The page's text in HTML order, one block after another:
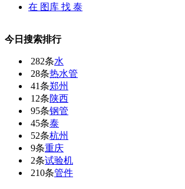
在 图库 找 泰
今日搜索排行
282条水
28条热水管
41条郑州
12条陕西
95条钢管
45条泰
52条杭州
9条重庆
2条试验机
210条管件